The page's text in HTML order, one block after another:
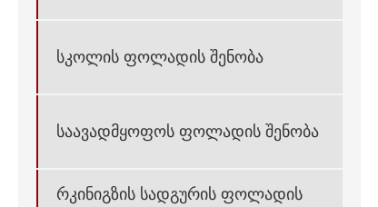
სკოლის ფოლადის შენობა
საავადმყოფოს ფოლადის შენობა
რკინიგზის სადგურის ფოლადის